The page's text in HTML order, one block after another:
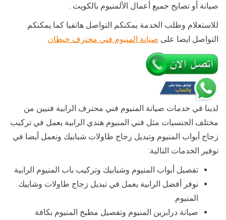
صيانة أو تصايح جميع أعمال الألمنيوم بالكويت .
للاستعلام وطلب الخدمة يمكنكم التواصل هاتفيا كما يمكنكم
التواصل ايضا على صيانة المنيوم فني محترف خيطان
لدينا في خدمات صيانة المنيوم فني محترف الرابية فنيين من
مختلف الجنسيات مثل فني المنيوم هندي الرابية يعمل في تركيب
زجاج أبواب المنيوم وتبديل زجاج طاولات شبابيك ونعمل أيضا في
توفير الخدمات التالية:
تفصيل أبواب المنيوم وشبابيك وتركيب باب المنيوم الرابية
نوفر أفضل الرابية يعمل في تبديل زجاج طاولات وشابيك
المنيوم.
صيانة درابزين المنيوم وتفصيل مطبخ المنيوم بكافة